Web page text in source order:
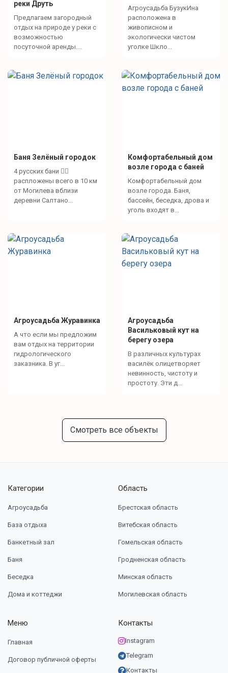
реки Друть
Предлагаем загородный
отдых на природе у реки с
возможностью
посуточной аренды....
Агроусадьба БузукИна
расположена в
живописном и
экологически чистом
уголке Шкло...
Баня Зелёный городок
4 русских бани 🧖‍♀️
распложены всего в 10 км
от Могилева вблизи
деревни Салтано...
Комфортабельный дом
возле города с баней
Комфортабельный дом
возле города. Баня,
бассейн, беседка, дрова и
уголь входят в...
Агроусадьба Журавинка
А что если мы предложим
вам отдых на территории
гидрологического
заказника. В уг...
Агроусадьба
Васильковый кут на
берегу озера
В различных культурах
василёк олицетворяет
невинность, чистоту и
простоту. Эти д...
Смотреть все объекты
Категории
Агроусадьба
База отдыха
Банкетный зал
Баня
Беседка
Дома и коттеджи
Область
Брестская область
Витебская область
Гомельская область
Гродненская область
Минская область
Могилевская область
Меню
Главная
Договор публичной оферты
Контакты
Instagram
Telegram
Контакты